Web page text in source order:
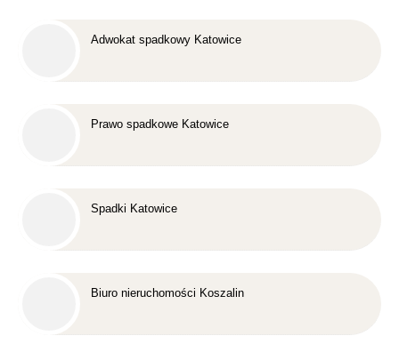
Adwokat spadkowy Katowice
Prawo spadkowe Katowice
Spadki Katowice
Biuro nieruchomości Koszalin